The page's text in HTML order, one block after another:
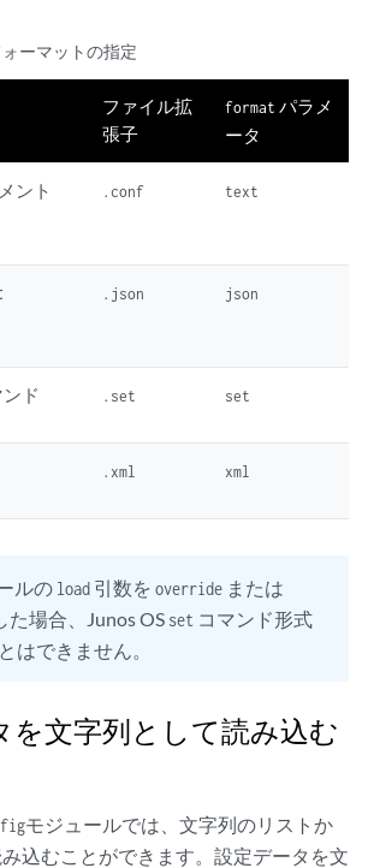
ーマットの指定
ファイル拡
張子
format パラメ
ータ
ント
.conf text
.json json
ド .set set
.xml xml
ルの load 引数を override または
た場合、Junos OS set コマンド形式
はできません。
を文字列として読み込む
モジュールでは、文字列のリストか
込むことができます。設定データを文